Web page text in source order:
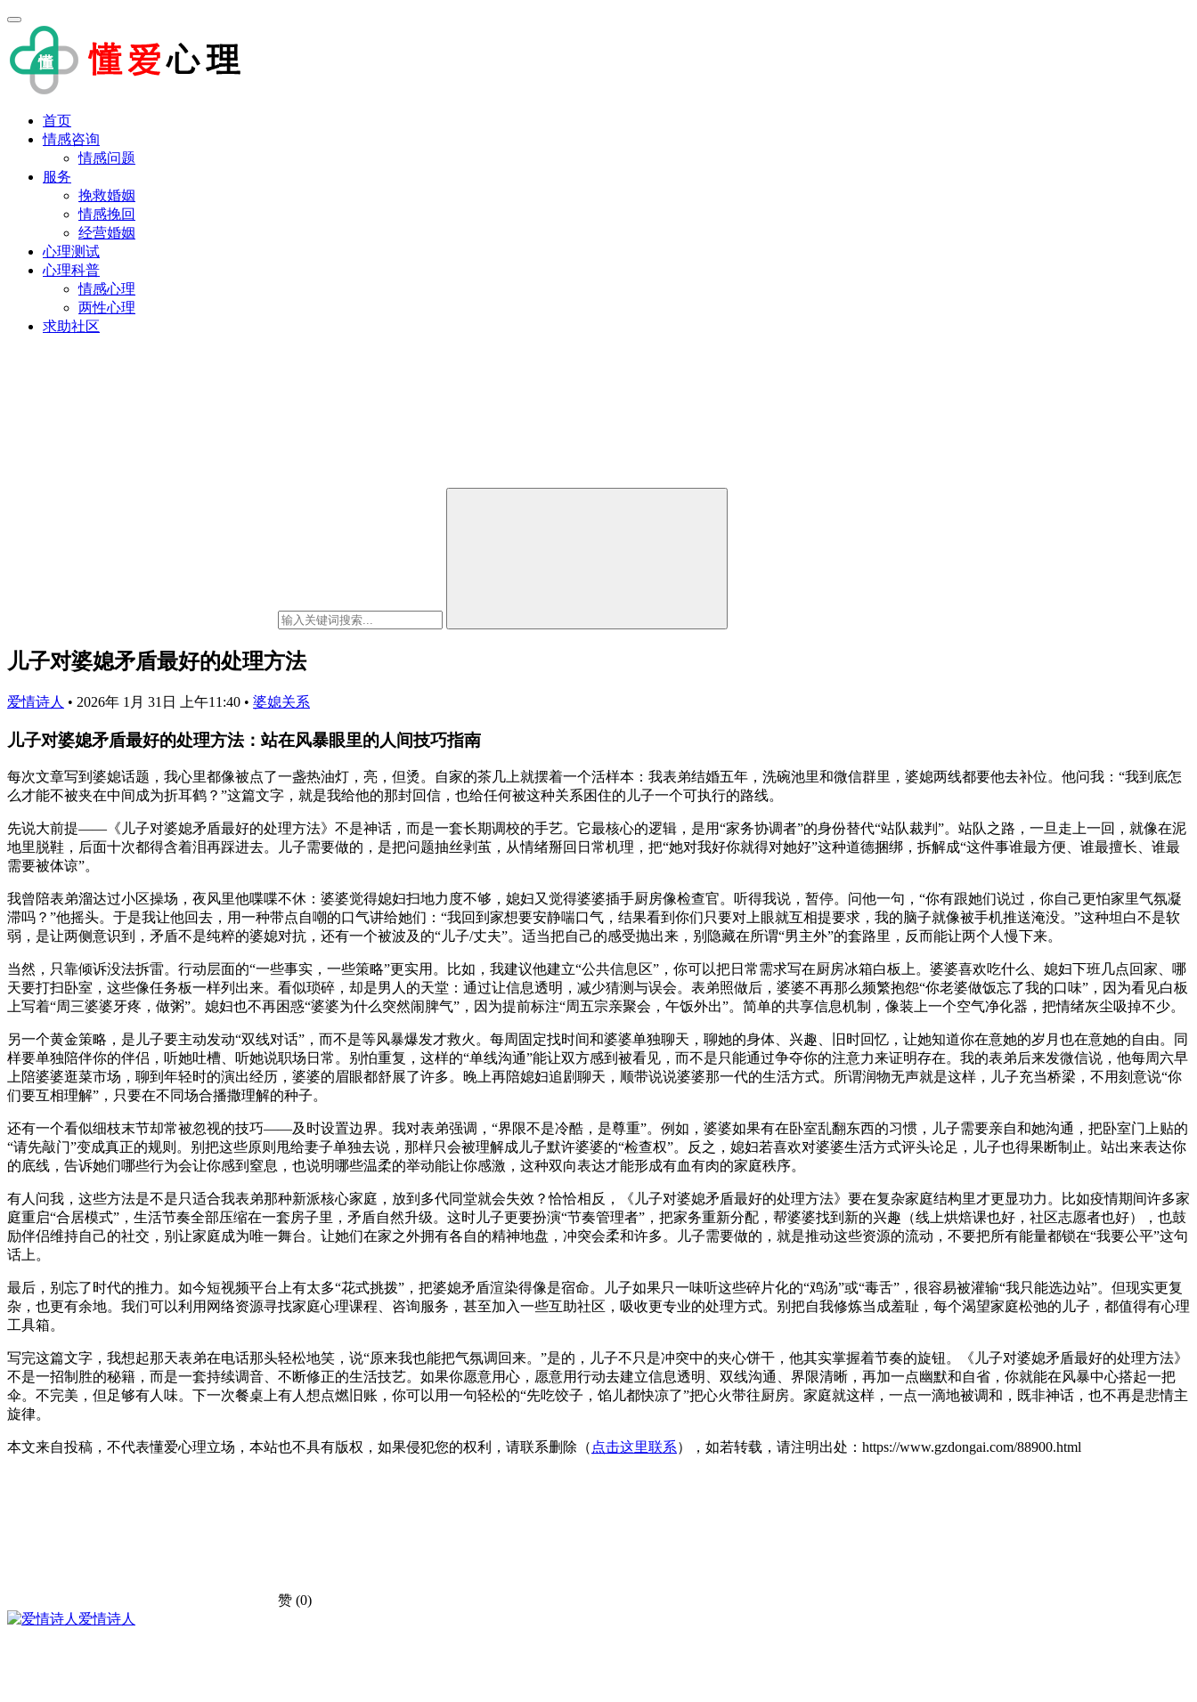
首页
情感咨询
情感问题
服务
挽救婚姻
情感挽回
经营婚姻
心理测试
心理科普
情感心理
两性心理
求助社区
儿子对婆媳矛盾最好的处理方法
爱情诗人 • 2026年 1月 31日 上午11:40 • 婆媳关系
儿子对婆媳矛盾最好的处理方法：站在风暴眼里的人间技巧指南
每次文章写到婆媳话题，我心里都像被点了一盏热油灯，亮，但烫。自家的茶几上就摆着一个活样本：我表弟结婚五年，洗碗池里和微信群里，婆媳两线都要他去补位。他问我：“我到底怎
么才能不被夹在中间成为折耳鹤？”这篇文字，就是我给他的那封回信，也给任何被这种关系困住的儿子一个可执行的路线。
先说大前提——《儿子对婆媳矛盾最好的处理方法》不是神话，而是一套长期调校的手艺。它最核心的逻辑，是用“家务协调者”的身份替代“站队裁判”。站队之路，一旦走上一回，就像在泥
地里脱鞋，后面十次都得含着泪再踩进去。儿子需要做的，是把问题抽丝剥茧，从情绪掰回日常机理，把“她对我好你就得对她好”这种道德捆绑，拆解成“这件事谁最方便、谁最擅长、谁最
需要被体谅”。
我曾陪表弟溜达过小区操场，夜风里他喋喋不休：婆婆觉得媳妇扫地力度不够，媳妇又觉得婆婆插手厨房像检查官。听得我说，暂停。问他一句，“你有跟她们说过，你自己更怕家里气氛凝
滞吗？”他摇头。于是我让他回去，用一种带点自嘲的口气讲给她们：“我回到家想要安静喘口气，结果看到你们只要对上眼就互相提要求，我的脑子就像被手机推送淹没。”这种坦白不是软
弱，是让两侧意识到，矛盾不是纯粹的婆媳对抗，还有一个被波及的“儿子/丈夫”。适当把自己的感受抛出来，别隐藏在所谓“男主外”的套路里，反而能让两个人慢下来。
当然，只靠倾诉没法拆雷。行动层面的“一些事实，一些策略”更实用。比如，我建议他建立“公共信息区”，你可以把日常需求写在厨房冰箱白板上。婆婆喜欢吃什么、媳妇下班几点回家、哪
天要打扫卧室，这些像任务板一样列出来。看似琐碎，却是男人的天堂：通过让信息透明，减少猜测与误会。表弟照做后，婆婆不再那么频繁抱怨“你老婆做饭忘了我的口味”，因为看见白板
上写着“周三婆婆牙疼，做粥”。媳妇也不再困惑“婆婆为什么突然闹脾气”，因为提前标注“周五宗亲聚会，午饭外出”。简单的共享信息机制，像装上一个空气净化器，把情绪灰尘吸掉不少。
另一个黄金策略，是儿子要主动发动“双线对话”，而不是等风暴爆发才救火。每周固定找时间和婆婆单独聊天，聊她的身体、兴趣、旧时回忆，让她知道你在意她的岁月也在意她的自由。同
样要单独陪伴你的伴侣，听她吐槽、听她说职场日常。别怕重复，这样的“单线沟通”能让双方感到被看见，而不是只能通过争夺你的注意力来证明存在。我的表弟后来发微信说，他每周六早
上陪婆婆逛菜市场，聊到年轻时的演出经历，婆婆的眉眼都舒展了许多。晚上再陪媳妇追剧聊天，顺带说说婆婆那一代的生活方式。所谓润物无声就是这样，儿子充当桥梁，不用刻意说“你
们要互相理解”，只要在不同场合播撒理解的种子。
还有一个看似细枝末节却常被忽视的技巧——及时设置边界。我对表弟强调，“界限不是冷酷，是尊重”。例如，婆婆如果有在卧室乱翻东西的习惯，儿子需要亲自和她沟通，把卧室门上贴的
“请先敲门”变成真正的规则。别把这些原则甩给妻子单独去说，那样只会被理解成儿子默许婆婆的“检查权”。反之，媳妇若喜欢对婆婆生活方式评头论足，儿子也得果断制止。站出来表达你
的底线，告诉她们哪些行为会让你感到窒息，也说明哪些温柔的举动能让你感激，这种双向表达才能形成有血有肉的家庭秩序。
有人问我，这些方法是不是只适合我表弟那种新派核心家庭，放到多代同堂就会失效？恰恰相反，《儿子对婆媳矛盾最好的处理方法》要在复杂家庭结构里才更显功力。比如疫情期间许多家
庭重启“合居模式”，生活节奏全部压缩在一套房子里，矛盾自然升级。这时儿子更要扮演“节奏管理者”，把家务重新分配，帮婆婆找到新的兴趣（线上烘焙课也好，社区志愿者也好），也鼓
励伴侣维持自己的社交，别让家庭成为唯一舞台。让她们在家之外拥有各自的精神地盘，冲突会柔和许多。儿子需要做的，就是推动这些资源的流动，不要把所有能量都锁在“我要公平”这句
话上。
最后，别忘了时代的推力。如今短视频平台上有太多“花式挑拨”，把婆媳矛盾渲染得像是宿命。儿子如果只一味听这些碎片化的“鸡汤”或“毒舌”，很容易被灌输“我只能选边站”。但现实更复
杂，也更有余地。我们可以利用网络资源寻找家庭心理课程、咨询服务，甚至加入一些互助社区，吸收更专业的处理方式。别把自我修炼当成羞耻，每个渴望家庭松弛的儿子，都值得有心理
工具箱。
写完这篇文字，我想起那天表弟在电话那头轻松地笑，说“原来我也能把气氛调回来。”是的，儿子不只是冲突中的夹心饼干，他其实掌握着节奏的旋钮。《儿子对婆媳矛盾最好的处理方法》
不是一招制胜的秘籍，而是一套持续调音、不断修正的生活技艺。如果你愿意用心，愿意用行动去建立信息透明、双线沟通、界限清晰，再加一点幽默和自省，你就能在风暴中心搭起一把
伞。不完美，但足够有人味。下一次餐桌上有人想点燃旧账，你可以用一句轻松的“先吃饺子，馅儿都快凉了”把心火带往厨房。家庭就这样，一点一滴地被调和，既非神话，也不再是悲情主
旋律。
本文来自投稿，不代表懂爱心理立场，本站也不具有版权，如果侵犯您的权利，请联系删除（ 点击这里联系），如若转载，请注明出处：https://www.gzdongai.com/88900.html
赞 (0)
爱情诗人